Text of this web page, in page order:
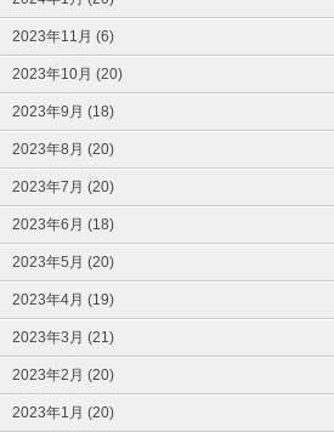
2023年11月 (6)
2023年10月 (20)
2023年9月 (18)
2023年8月 (20)
2023年7月 (20)
2023年6月 (18)
2023年5月 (20)
2023年4月 (19)
2023年3月 (21)
2023年2月 (20)
2023年1月 (20)